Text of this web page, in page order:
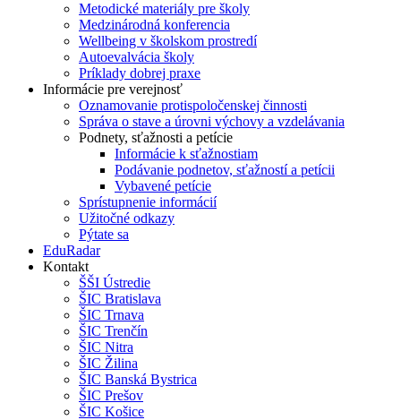
Metodické materiály pre školy
Medzinárodná konferencia
Wellbeing v školskom prostredí
Autoevalvácia školy
Príklady dobrej praxe
Informácie pre verejnosť
Oznamovanie protispoločenskej činnosti
Správa o stave a úrovni výchovy a vzdelávania
Podnety, sťažnosti a petície
Informácie k sťažnostiam
Podávanie podnetov, sťažností a petícii
Vybavené petície
Sprístupnenie informácií
Užitočné odkazy
Pýtate sa
EduRadar
Kontakt
ŠŠI Ústredie
ŠIC Bratislava
ŠIC Trnava
ŠIC Trenčín
ŠIC Nitra
ŠIC Žilina
ŠIC Banská Bystrica
ŠIC Prešov
ŠIC Košice